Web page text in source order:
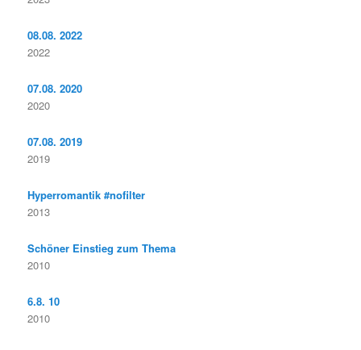
08.08. 2022
2022
07.08. 2020
2020
07.08. 2019
2019
Hyperromantik #nofilter
2013
Schöner Einstieg zum Thema
2010
6.8. 10
2010